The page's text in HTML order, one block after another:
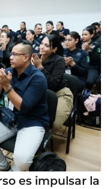
es impulsar la